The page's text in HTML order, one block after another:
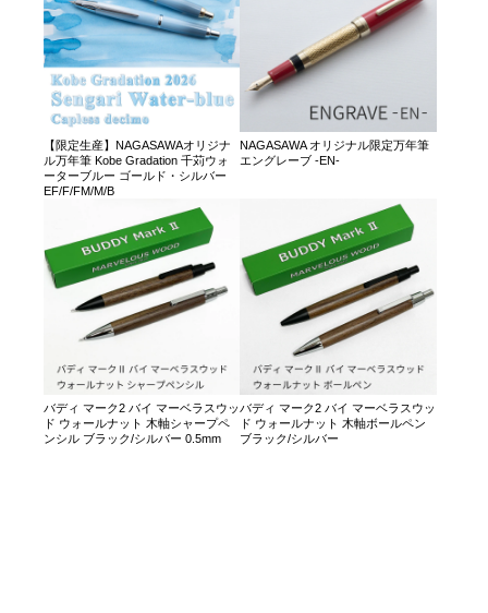
【限定生産】NAGASAWAオリジナ
ル万年筆 Kobe Gradation 千苅ウォ
ーターブルー ゴールド・シルバー
EF/F/FM/M/B
NAGASAWA オリジナル限定万年筆
エングレーブ -EN-
バディ マーク2 バイ マーベラスウッ
ド ウォールナット 木軸シャープペ
ンシル ブラック/シルバー 0.5mm
バディ マーク2 バイ マーベラスウッ
ド ウォールナット 木軸ボールペン
ブラック/シルバー